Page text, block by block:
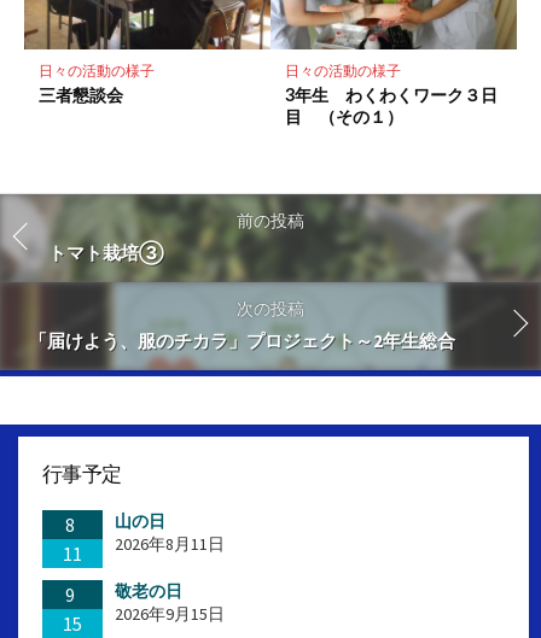
日々の活動の様子
三者懇談会
日々の活動の様子
3年生 わくわくワーク３日
目 （その１）
前の投稿
トマト栽培③
次の投稿
「届けよう、服のチカラ」プロジェクト～2年生総合
行事予定
8
11
山の日
2026年8月11日
9
15
敬老の日
2026年9月15日